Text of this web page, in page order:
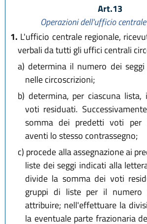
Art.13
Operazioni dell'ufficio
1. L'ufficio centrale regionale,
verbali da tutti gli uffici centrali
a) determina il numero dei
nelle circoscrizioni;
b) determina, per ciascuna
voti residuati.
somma dei predetti voti
aventi lo stesso contrassegno;
c) procede alla assegnazione ai
liste dei seggi indicati alla
divide la somma dei voti
gruppi di liste per il numero
attribuire; nell'effettuare la
la eventuale parte frazionaria